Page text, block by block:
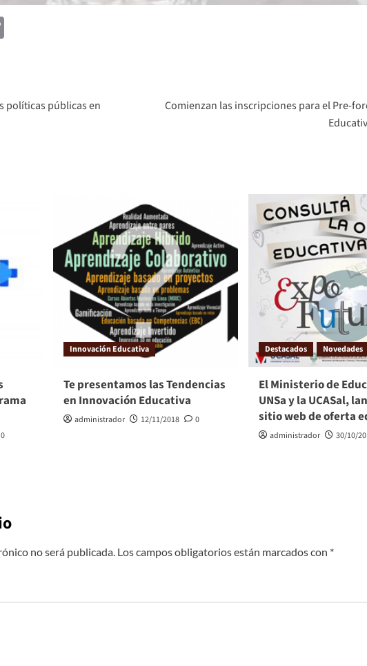
políticas públicas en
Comienzan las inscripciones para el Pre-
0
Innovación Educativa
Te presentamos las Tendencias
en Innovación Educativa
administrador 12/11/2018 0
Destacados Novedades
El Ministerio de
UNSa y la UCASal,
sitio web de oferta
administrador 30/10/
no será publicada. Los campos obligatorios están marcados con *